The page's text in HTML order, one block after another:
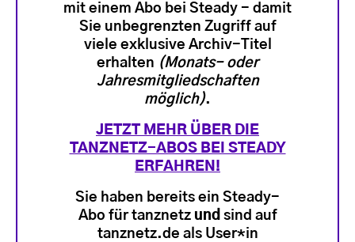
mit einem Abo bei Steady - damit
Sie unbegrenzten Zugriff auf
viele exklusive Archiv-Titel
erhalten (Monats- oder
Jahresmitgliedschaften
möglich).
JETZT MEHR ÜBER DIE
TANZNETZ-ABOS BEI STEADY
ERFAHREN!
Sie haben bereits ein Steady-
Abo für tanznetz und sind auf
tanznetz.de als User*in